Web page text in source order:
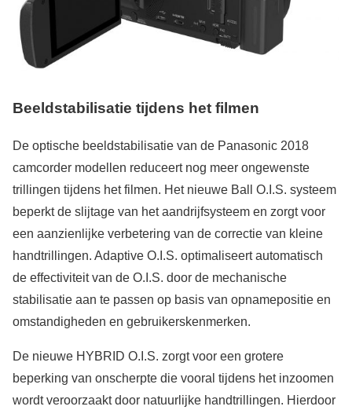
Beeldstabilisatie tijdens het filmen
De optische beeldstabilisatie van de Panasonic 2018
camcorder modellen reduceert nog meer ongewenste
trillingen tijdens het filmen. Het nieuwe Ball O.I.S. systeem
beperkt de slijtage van het aandrijfsysteem en zorgt voor
een aanzienlijke verbetering van de correctie van kleine
handtrillingen. Adaptive O.I.S. optimaliseert automatisch
de effectiviteit van de O.I.S. door de mechanische
stabilisatie aan te passen op basis van opnamepositie en
omstandigheden en gebruikerskenmerken.
De nieuwe HYBRID O.I.S. zorgt voor een grotere
beperking van onscherpte die vooral tijdens het inzoomen
wordt veroorzaakt door natuurlijke handtrillingen. Hierdoor